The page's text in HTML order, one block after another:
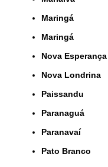
Maringá
Maringá
Nova Esperança
Nova Londrina
Paissandu
Paranaguá
Paranavaí
Pato Branco